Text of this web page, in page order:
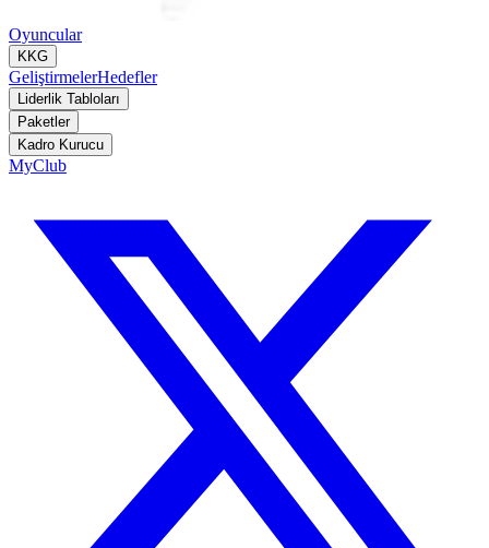
Oyuncular
KKG
GeliştirmelerHedefler
Liderlik Tabloları
Paketler
Kadro Kurucu
MyClub